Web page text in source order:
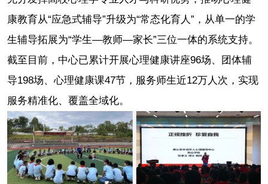
康教育从“应急式辅导”升级为“常态化育人”，从单一的学
生辅导拓展为“学生—教师—家长”三位一体的系统支持。
截至目前，中心已累计开展心理健康讲座96场、团体辅
导198场、心理健康课47节，服务师生近12万人次，实现
服务精准化、覆盖全域化。